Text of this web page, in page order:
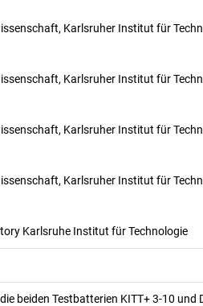
Karlsruher Institut für
Karlsruher Institut für
Karlsruher Institut für
Karlsruher Institut für
Karlsruhe Institut für Technologie
beiden Testbatterien KITT+ 3-10 und